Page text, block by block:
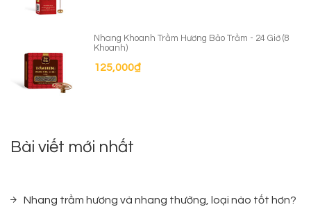
Nhang Khoanh Trầm Hương Bảo Trầm - 24 Giờ (8
Khoanh)
125,000₫
Bài viết mới nhất
Nhang trầm hương và nhang thường, loại nào tốt hơn?